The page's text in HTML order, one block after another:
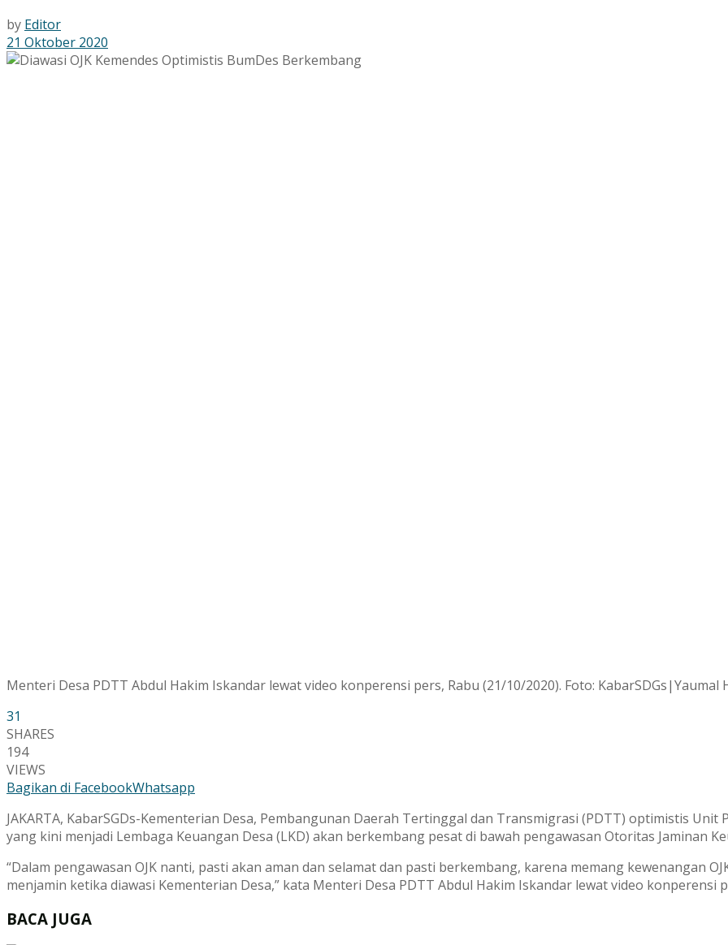
by Editor
21 Oktober 2020
Menteri Desa PDTT Abdul Hakim Iskandar lewat video konperensi pers, Rabu (21/10/2020). Foto: KabarSDGs|Yaumal
31
SHARES
194
VIEWS
Bagikan di FacebookWhatsapp
JAKARTA, KabarSGDs-Kementerian Desa, Pembangunan Daerah Tertinggal dan Transmigrasi (PDTT) optimistis Unit
yang kini menjadi Lembaga Keuangan Desa (LKD) akan berkembang pesat di bawah pengawasan Otoritas Jaminan
“Dalam pengawasan OJK nanti, pasti akan aman dan selamat dan pasti berkembang, karena memang kewenangan
menjamin ketika diawasi Kementerian Desa,” kata Menteri Desa PDTT Abdul Hakim Iskandar lewat video konperensi
BACA JUGA